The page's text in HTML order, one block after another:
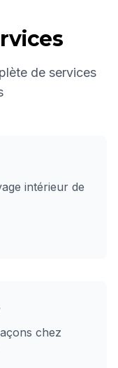
de services
intérieur de
chez